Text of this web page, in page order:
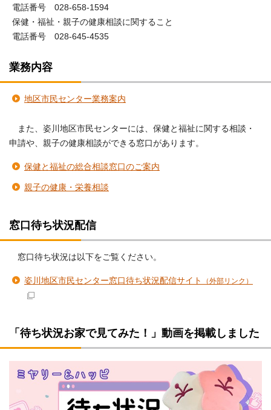
電話番号 028-658-1594
保健・福祉・親子の健康相談に関すること
電話番号 028-645-4535
業務内容
地区市民センター業務案内
また、姿川地区市民センターには、保健と福祉に関する相談・
申請や、親子の健康相談ができる窓口があります。
保健と福祉の総合相談窓口のご案内
親子の健康・栄養相談
窓口待ち状況配信
窓口待ち状況は以下をご覧ください。
姿川地区市民センター窓口待ち状況配信サイト （外部リンク）
「待ち状況お家で見てみた！」動画を掲載しました